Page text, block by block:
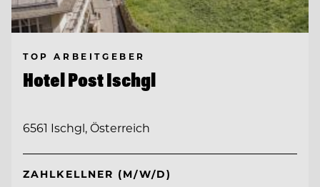
TOP ARBEITGEBER
Hotel Post Ischgl
6561 Ischgl, Österreich
ZAHLKELLNER (M/W/D)